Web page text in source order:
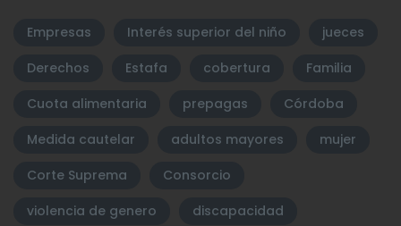
Empresas Interés superior del niño
jueces
Derechos
Estafa cobertura
Familia
Cuota alimentaria
prepagas
Córdoba
Medida cautelar
adultos mayores
mujer
Corte Suprema
Consorcio
violencia de genero
discapacidad